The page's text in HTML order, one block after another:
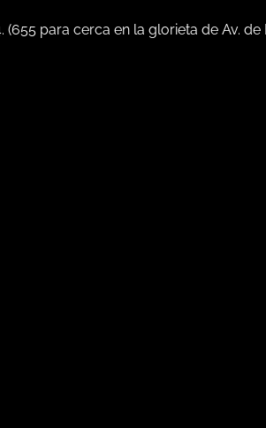
. (655 para cerca en la glorieta de Av. de